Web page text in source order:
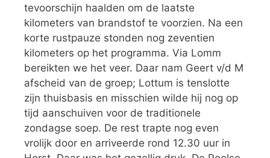
tevoorschijn haalden om de laatste
kilometers van brandstof te voorzien. Na een
korte rustpauze stonden nog zeventien
kilometers op het programma. Via Lomm
bereikten we het veer. Daar nam Geert v/d M
afscheid van de groep; Lottum is tenslotte
zijn thuisbasis en misschien wilde hij nog op
tijd aanschuiven voor de traditionele
zondagse soep. De rest trapte nog even
vrolijk door en arriveerde rond 12.30 uur in